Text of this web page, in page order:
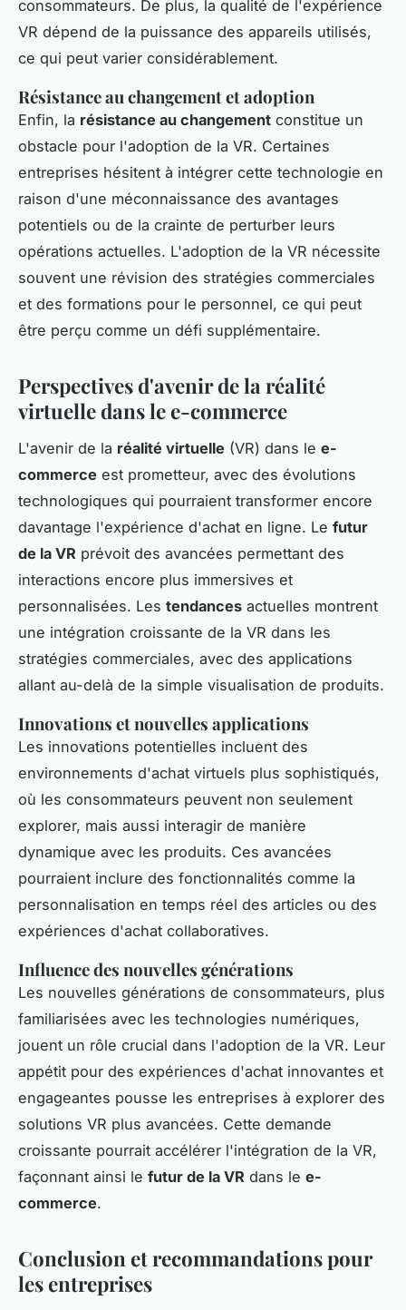
consommateurs. De plus, la qualité de l'expérience
VR dépend de la puissance des appareils utilisés,
ce qui peut varier considérablement.
Résistance au changement et adoption
Enfin, la résistance au changement constitue un
obstacle pour l'adoption de la VR. Certaines
entreprises hésitent à intégrer cette technologie en
raison d'une méconnaissance des avantages
potentiels ou de la crainte de perturber leurs
opérations actuelles. L'adoption de la VR nécessite
souvent une révision des stratégies commerciales
et des formations pour le personnel, ce qui peut
être perçu comme un défi supplémentaire.
Perspectives d'avenir de la réalité
virtuelle dans le e-commerce
L'avenir de la réalité virtuelle (VR) dans le e-
commerce est prometteur, avec des évolutions
technologiques qui pourraient transformer encore
davantage l'expérience d'achat en ligne. Le futur
de la VR prévoit des avancées permettant des
interactions encore plus immersives et
personnalisées. Les tendances actuelles montrent
une intégration croissante de la VR dans les
stratégies commerciales, avec des applications
allant au-delà de la simple visualisation de produits.
Innovations et nouvelles applications
Les innovations potentielles incluent des
environnements d'achat virtuels plus sophistiqués,
où les consommateurs peuvent non seulement
explorer, mais aussi interagir de manière
dynamique avec les produits. Ces avancées
pourraient inclure des fonctionnalités comme la
personnalisation en temps réel des articles ou des
expériences d'achat collaboratives.
Influence des nouvelles générations
Les nouvelles générations de consommateurs, plus
familiarisées avec les technologies numériques,
jouent un rôle crucial dans l'adoption de la VR. Leur
appétit pour des expériences d'achat innovantes et
engageantes pousse les entreprises à explorer des
solutions VR plus avancées. Cette demande
croissante pourrait accélérer l'intégration de la VR,
façonnant ainsi le futur de la VR dans le e-
commerce.
Conclusion et recommandations pour
les entreprises